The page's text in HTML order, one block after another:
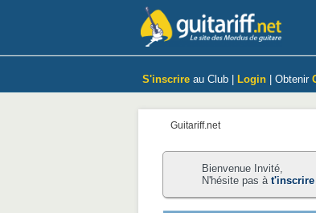
S'inscrire au Club | Login | Obtenir
Guitariff.net
Bienvenue Invité,
N'hésite pas à t'inscrire